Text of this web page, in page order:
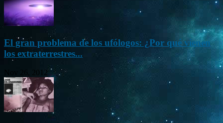
El gran problema de los ufólogos: ¿Por qué vienen
los extraterrestres...
Nov 26, 2012